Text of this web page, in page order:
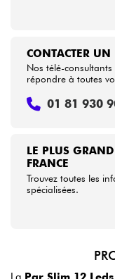
LE PLUS
FRANCE
Trouvez toutes les
spécialisées.
CONTACTER UN
Nos télé-
répondre à toutes
01 81 930